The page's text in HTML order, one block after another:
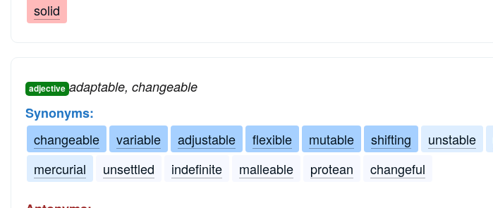
solid
adjective adaptable, changeable
Synonyms:
changeable
variable adjustable flexible mutable shifting unstable
mercurial
unsettled indefinite malleable protean changeful